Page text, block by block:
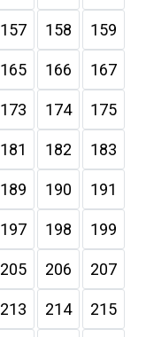
157 158 159
165 166 167
173 174 175
181 182 183
189 190 191
197 198 199
205 206 207
213 214 215